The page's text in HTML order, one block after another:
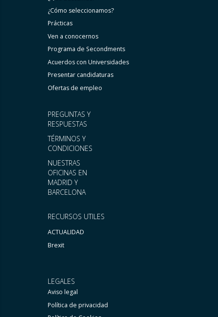
RECURSOS UTILES
ACTUALIDAD
Brexit
PREGUNTAS Y
RESPUESTAS
TÉRMINOS Y
CONDICIONES
NUESTRAS
OFICINAS EN
MADRID Y
BARCELONA
¿Cómo seleccionamos?
Prácticas
Ven a conocernos
Programa de Secondments
Acuerdos con Universidades
Presentar candidaturas
Ofertas de empleo
LEGALES
Aviso legal
Política de privacidad